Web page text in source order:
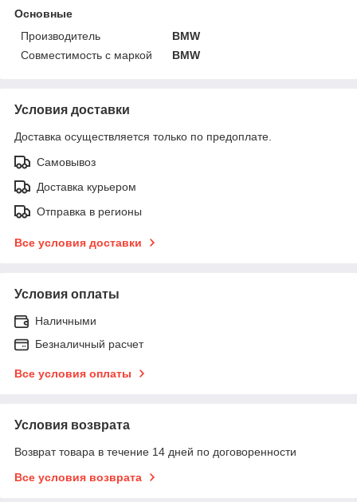
Основные
Производитель
BMW
Совместимость с маркой
BMW
Условия доставки
Доставка осуществляется только по предоплате.
Самовывоз
Доставка курьером
Отправка в регионы
Все условия доставки
Условия оплаты
Наличными
Безналичный расчет
Все условия оплаты
Условия возврата
Возврат товара в течение 14 дней по договоренности
Все условия возврата